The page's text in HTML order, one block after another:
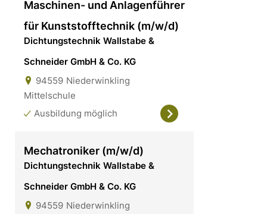
Maschinen- und Anlagenführer
für Kunststofftechnik (m/w/d)
Dichtungstechnik Wallstabe &
Schneider GmbH & Co. KG
94559 Niederwinkling
Mittelschule
Ausbildung möglich
Mechatroniker (m/w/d)
Dichtungstechnik Wallstabe &
Schneider GmbH & Co. KG
94559 Niederwinkling